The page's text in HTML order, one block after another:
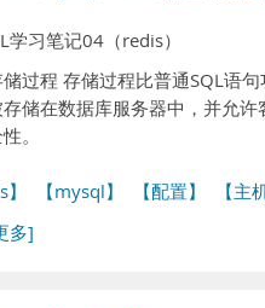
学习笔记04（redis）
过程 存储过程比普通SQL语
储在数据库服务器中，并允
。
【mysql】 【配置】 【主
多]